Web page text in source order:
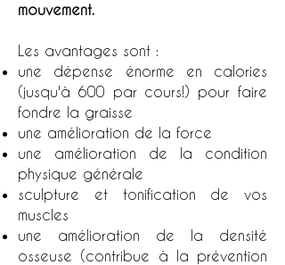
mouvement.
Les avantages sont :
une dépense énorme en calories
(jusqu'à 600 par cours!) pour faire
fondre la graisse
une amélioration de la force
une amélioration de la condition
physique générale
sculpture et tonification de vos
muscles
une amélioration de la densité
osseuse (contribue à la prévention